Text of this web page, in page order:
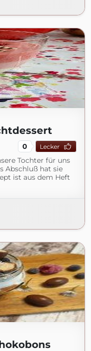
0 Lecker
Tochter für uns
Abschluß hat sie
ist aus dem Heft